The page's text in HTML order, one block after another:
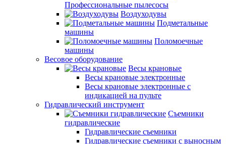
Профессиональные пылесосы
Воздуходувы
Подметальные
машины
Поломоечные
машины
Весовое оборудование
Весы крановые
Весы крановые электронные
Весы крановые электронные с
индикацией на пульте
Гидравлический инструмент
Съемники
гидравлические
Гидравлические съемники
Гидравлические cъемники с выносным